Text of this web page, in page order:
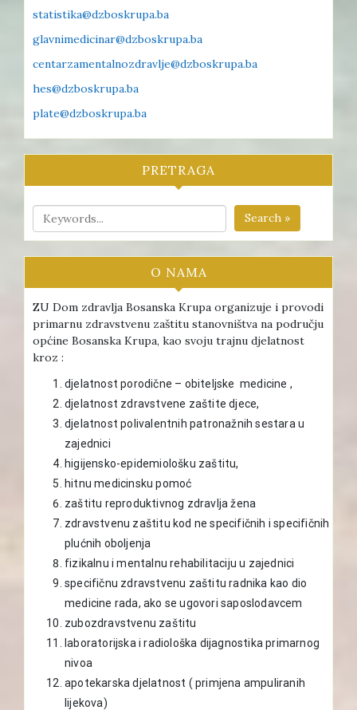
statistika@dzboskrupa.ba
glavnimedicinar@dzboskrupa.ba
centarzamentalnozdravlje@dzboskrupa.ba
hes@dzboskrupa.ba
plate@dzboskrupa.ba
PRETRAGA
Search »
O NAMA
ZU Dom zdravlja Bosanska Krupa organizuje i provodi
primarnu zdravstvenu zaštitu stanovništva na području
općine Bosanska Krupa, kao svoju trajnu djelatnost
kroz :
djelatnost porodične – obiteljske medicine ,
djelatnost zdravstvene zaštite djece,
djelatnost polivalentnih patronažnih sestara u
zajednici
higijensko-epidemiološku zaštitu,
hitnu medicinsku pomoć
zaštitu reproduktivnog zdravlja žena
zdravstvenu zaštitu kod ne specifičnih i specifičnih
plućnih oboljenja
fizikalnu i mentalnu rehabilitaciju u zajednici
specifičnu zdravstvenu zaštitu radnika kao dio
medicine rada, ako se ugovori saposlodavcem
zubozdravstvenu zaštitu
laboratorijska i radiološka dijagnostika primarnog
nivoa
apotekarska djelatnost ( primjena ampuliranih
lijekova)